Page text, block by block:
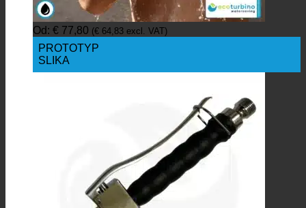
Od: € 77,80 (€ 64,83 excl. VAT)
PROTOTYP
SLIKA